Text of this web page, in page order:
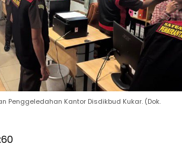
Penggeledahan Kantor Disdikbud Kukar. (Dok.